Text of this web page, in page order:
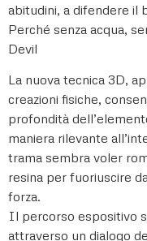
abitudini, a difendere il
Perché senza acqua,
Devil
La nuova tecnica 3D,
creazioni fisiche,
profondità
maniera rilevante
trama sembra voler
resina per fuoriuscire
forza.
Il percorso espositivo
attraverso un dialogo